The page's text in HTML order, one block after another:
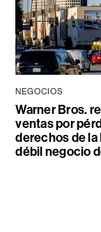
NEGOCIOS
Warner Bros.
ventas por
derechos de la
débil negocio